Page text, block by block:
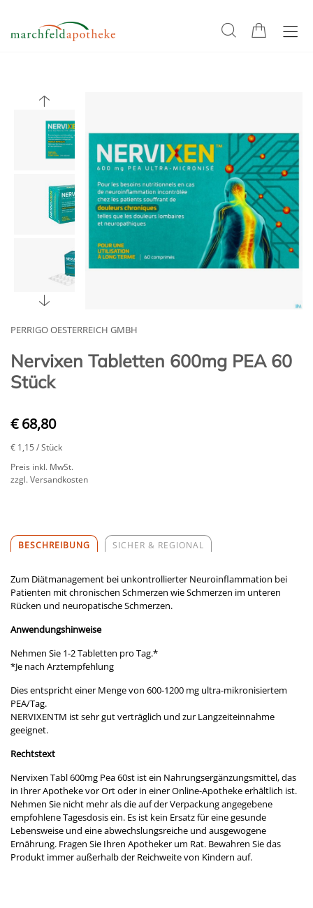
PERRIGO OESTERREICH GMBH
Nervixen Tabletten 600mg PEA 60
Stück
€ 68,80
€ 1,15 / Stück
Preis inkl. MwSt.
zzgl. Versandkosten
BESCHREIBUNG SICHER & REGIONAL
Zum Diätmanagement bei unkontrollierter Neuroinflammation bei
Patienten mit chronischen Schmerzen wie Schmerzen im unteren
Rücken und neuropatische Schmerzen.
Anwendungshinweise
Nehmen Sie 1-2 Tabletten pro Tag.*​
*Je nach Arztempfehlung
Dies entspricht einer Menge von 600-1200 mg ultra-mikronisiertem
PEA/Tag.
NERVIXENTM ist sehr gut verträglich und zur Langzeiteinnahme
geeignet.
Rechtstext
Nervixen Tabl 600mg Pea 60st ist ein Nahrungsergänzungsmittel, das
in Ihrer Apotheke vor Ort oder in einer Online-Apotheke erhältlich ist.
Nehmen Sie nicht mehr als die auf der Verpackung angegebene
empfohlene Tagesdosis ein. Es ist kein Ersatz für eine gesunde
Lebensweise und eine abwechslungsreiche und ausgewogene
Ernährung. Fragen Sie Ihren Apotheker um Rat. Bewahren Sie das
Produkt immer außerhalb der Reichweite von Kindern auf.